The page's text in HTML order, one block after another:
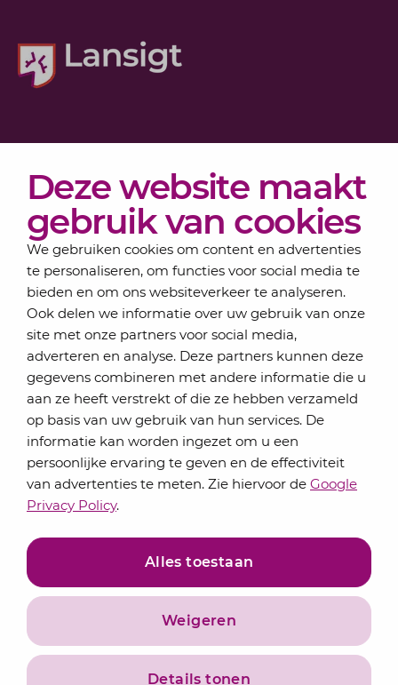
Deze website maakt
gebruik van cookies
We gebruiken cookies om content en advertenties
te personaliseren, om functies voor social media te
bieden en om ons websiteverkeer te analyseren.
Ook delen we informatie over uw gebruik van onze
site met onze partners voor social media,
adverteren en analyse. Deze partners kunnen deze
gegevens combineren met andere informatie die u
aan ze heeft verstrekt of die ze hebben verzameld
op basis van uw gebruik van hun services. De
informatie kan worden ingezet om u een
persoonlijke ervaring te geven en de effectiviteit
van advertenties te meten. Zie hiervoor de Google
Privacy Policy.
Alles toestaan
Weigeren
Details tonen
Actueel
Over Lansigt
Contact
Schrijf je in voor onze nieuwsbrief
Elke maand bundelen de adviseurs van Lansigt in
de eSigt het nieuws.
Jouw emailadres
Inschrijven
PrivacyverklaringAlgemene voorwaarden